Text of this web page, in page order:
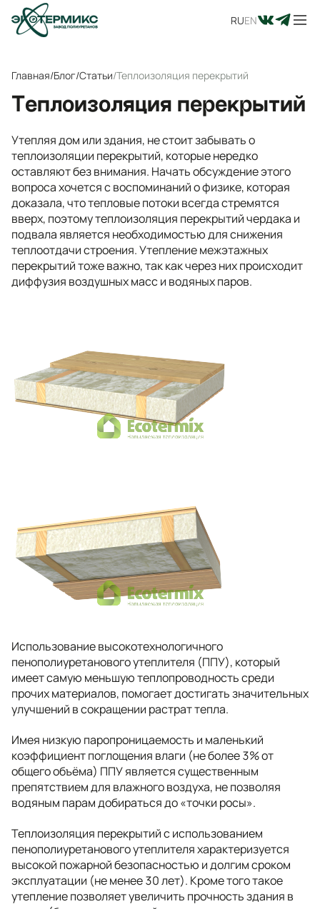
RUEN
Главная/Блог/Статьи/Теплоизоляция перекрытий
Теплоизоляция перекрытий
Утепляя дом или здания, не стоит забывать о
теплоизоляции перекрытий, которые нередко
оставляют без внимания. Начать обсуждение этого
вопроса хочется с воспоминаний о физике, которая
доказала, что тепловые потоки всегда стремятся
вверх, поэтому теплоизоляция перекрытий чердака и
подвала является необходимостью для снижения
теплоотдачи строения. Утепление межэтажных
перекрытий тоже важно, так как через них происходит
диффузия воздушных масс и водяных паров.
Использование высокотехнологичного
пенополиуретанового утеплителя (ППУ), который
имеет самую меньшую теплопроводность среди
прочих материалов, помогает достигать значительных
улучшений в сокращении растрат тепла.
Имея низкую паропроницаемость и маленький
коэффициент поглощения влаги (не более 3% от
общего объёма) ППУ является существенным
препятствием для влажного воздуха, не позволяя
водяным парам добираться до «точки росы».
Теплоизоляция перекрытий с использованием
пенополиуретанового утеплителя характеризуется
высокой пожарной безопасностью и долгим сроком
эксплуатации (не менее 30 лет). Кроме того такое
утепление позволяет увеличить прочность здания в